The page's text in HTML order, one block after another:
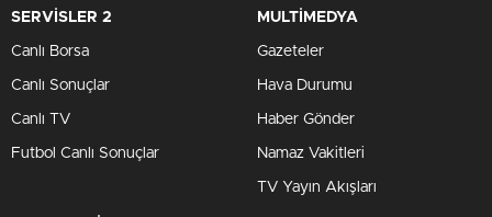
SERVİSLER 2
Canlı Borsa
Canlı Sonuçlar
Canlı TV
Futbol Canlı Sonuçlar
MULTİMEDYA
Gazeteler
Hava Durumu
Haber Gönder
Namaz Vakitleri
TV Yayın Akışları